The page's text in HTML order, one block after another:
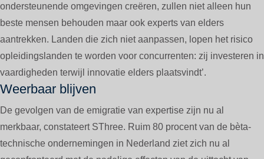
ondersteunende omgevingen creëren, zullen niet alleen hun
beste mensen behouden maar ook experts van elders
aantrekken. Landen die zich niet aanpassen, lopen het risico
opleidingslanden te worden voor concurrenten: zij investeren in
vaardigheden terwijl innovatie elders plaatsvindt’.
Weerbaar blijven
De gevolgen van de emigratie van expertise zijn nu al
merkbaar, constateert SThree. Ruim 80 procent van de bèta-
technische ondernemingen in Nederland ziet zich nu al